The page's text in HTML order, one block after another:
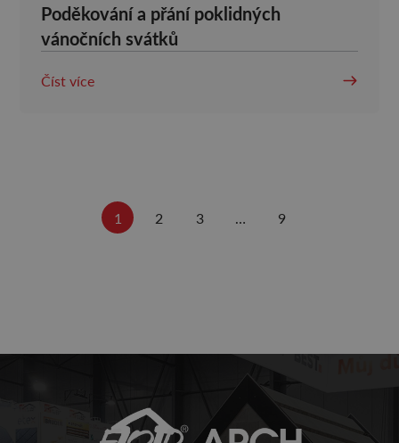
Poděkování a přání poklidných
vánočních svátků
Číst více
1 2 3 … 9